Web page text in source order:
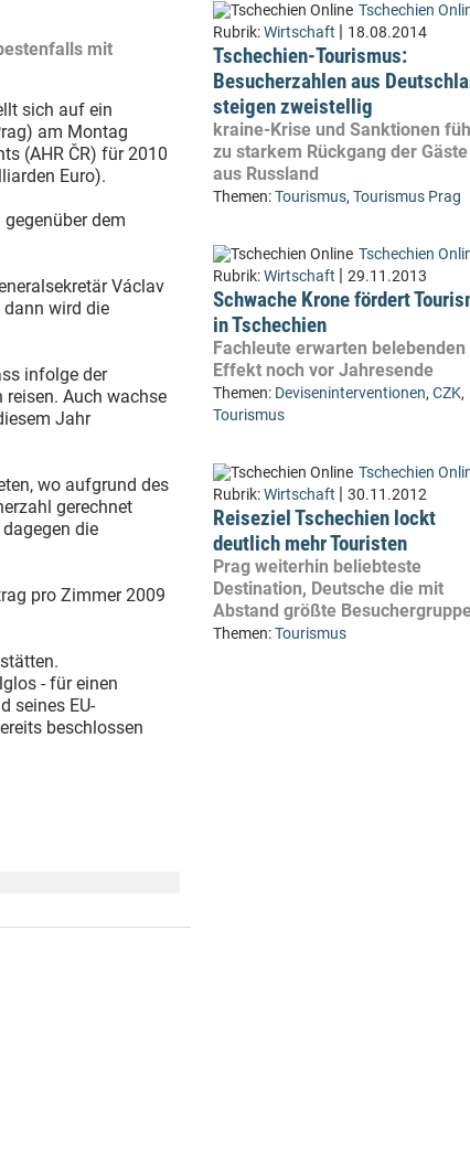
mit
sich auf ein
am Montag
(AHR ČR) für 2010
Euro).
dem
Václav
dann wird die
infolge der
Auch wachse
Jahr
wo aufgrund des
gerechnet
die
pro Zimmer 2009
- für einen
seines EU-
beschlossen
Tschechien
Rubrik:Wirtschaft | 18.08.2014
Tschechien-Tourismus:
Besucherzahlen aus
steigen zweistellig
kraine-Krise und Sanktionen
zu starkem Rückgang der Gäste
aus Russland
Themen:Tourismus, Tourismus Prag
Tschechien
Rubrik:Wirtschaft | 29.11.2013
Schwache Krone fördert
in Tschechien
Fachleute erwarten belebenden
Effekt noch vor Jahresende
Themen: Deviseninterventionen, CZK,
Tourismus
Tschechien
Rubrik:Wirtschaft | 30.11.2012
Reiseziel Tschechien lockt
deutlich mehr Touristen
Prag weiterhin beliebteste
Destination, Deutsche die mit
Abstand größte
Themen:Tourismus